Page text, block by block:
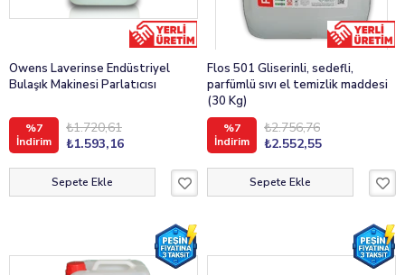
Owens Laverinse Endüstriyel
Bulaşık Makinesi Parlatıcısı
%7
İndirim
₺1.593,16
₺1.720,61
Sepete Ekle
Flos 501 Gliserinli, sedefli,
parfümlü sıvı el temizlik maddesi
(30 Kg)
%7
İndirim
₺2.552,55
₺2.756,76
Sepete Ekle